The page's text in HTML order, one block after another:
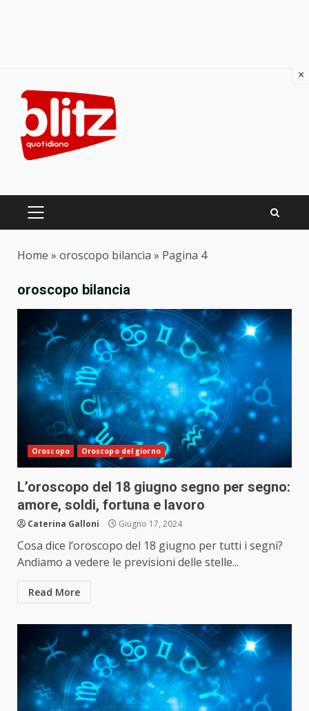
content
PRIMARY
Home » oroscopo bilancia » Pagina 4
oroscopo bilancia
Oroscopo Oroscopo del giorno
L’oroscopo del 18 giugno segno per segno:
amore, soldi, fortuna e lavoro
Caterina Galloni Giugno 17, 2024
Cosa dice l’oroscopo del 18 giugno per tutti i segni?
Andiamo a vedere le previsioni delle stelle...
Read More
×